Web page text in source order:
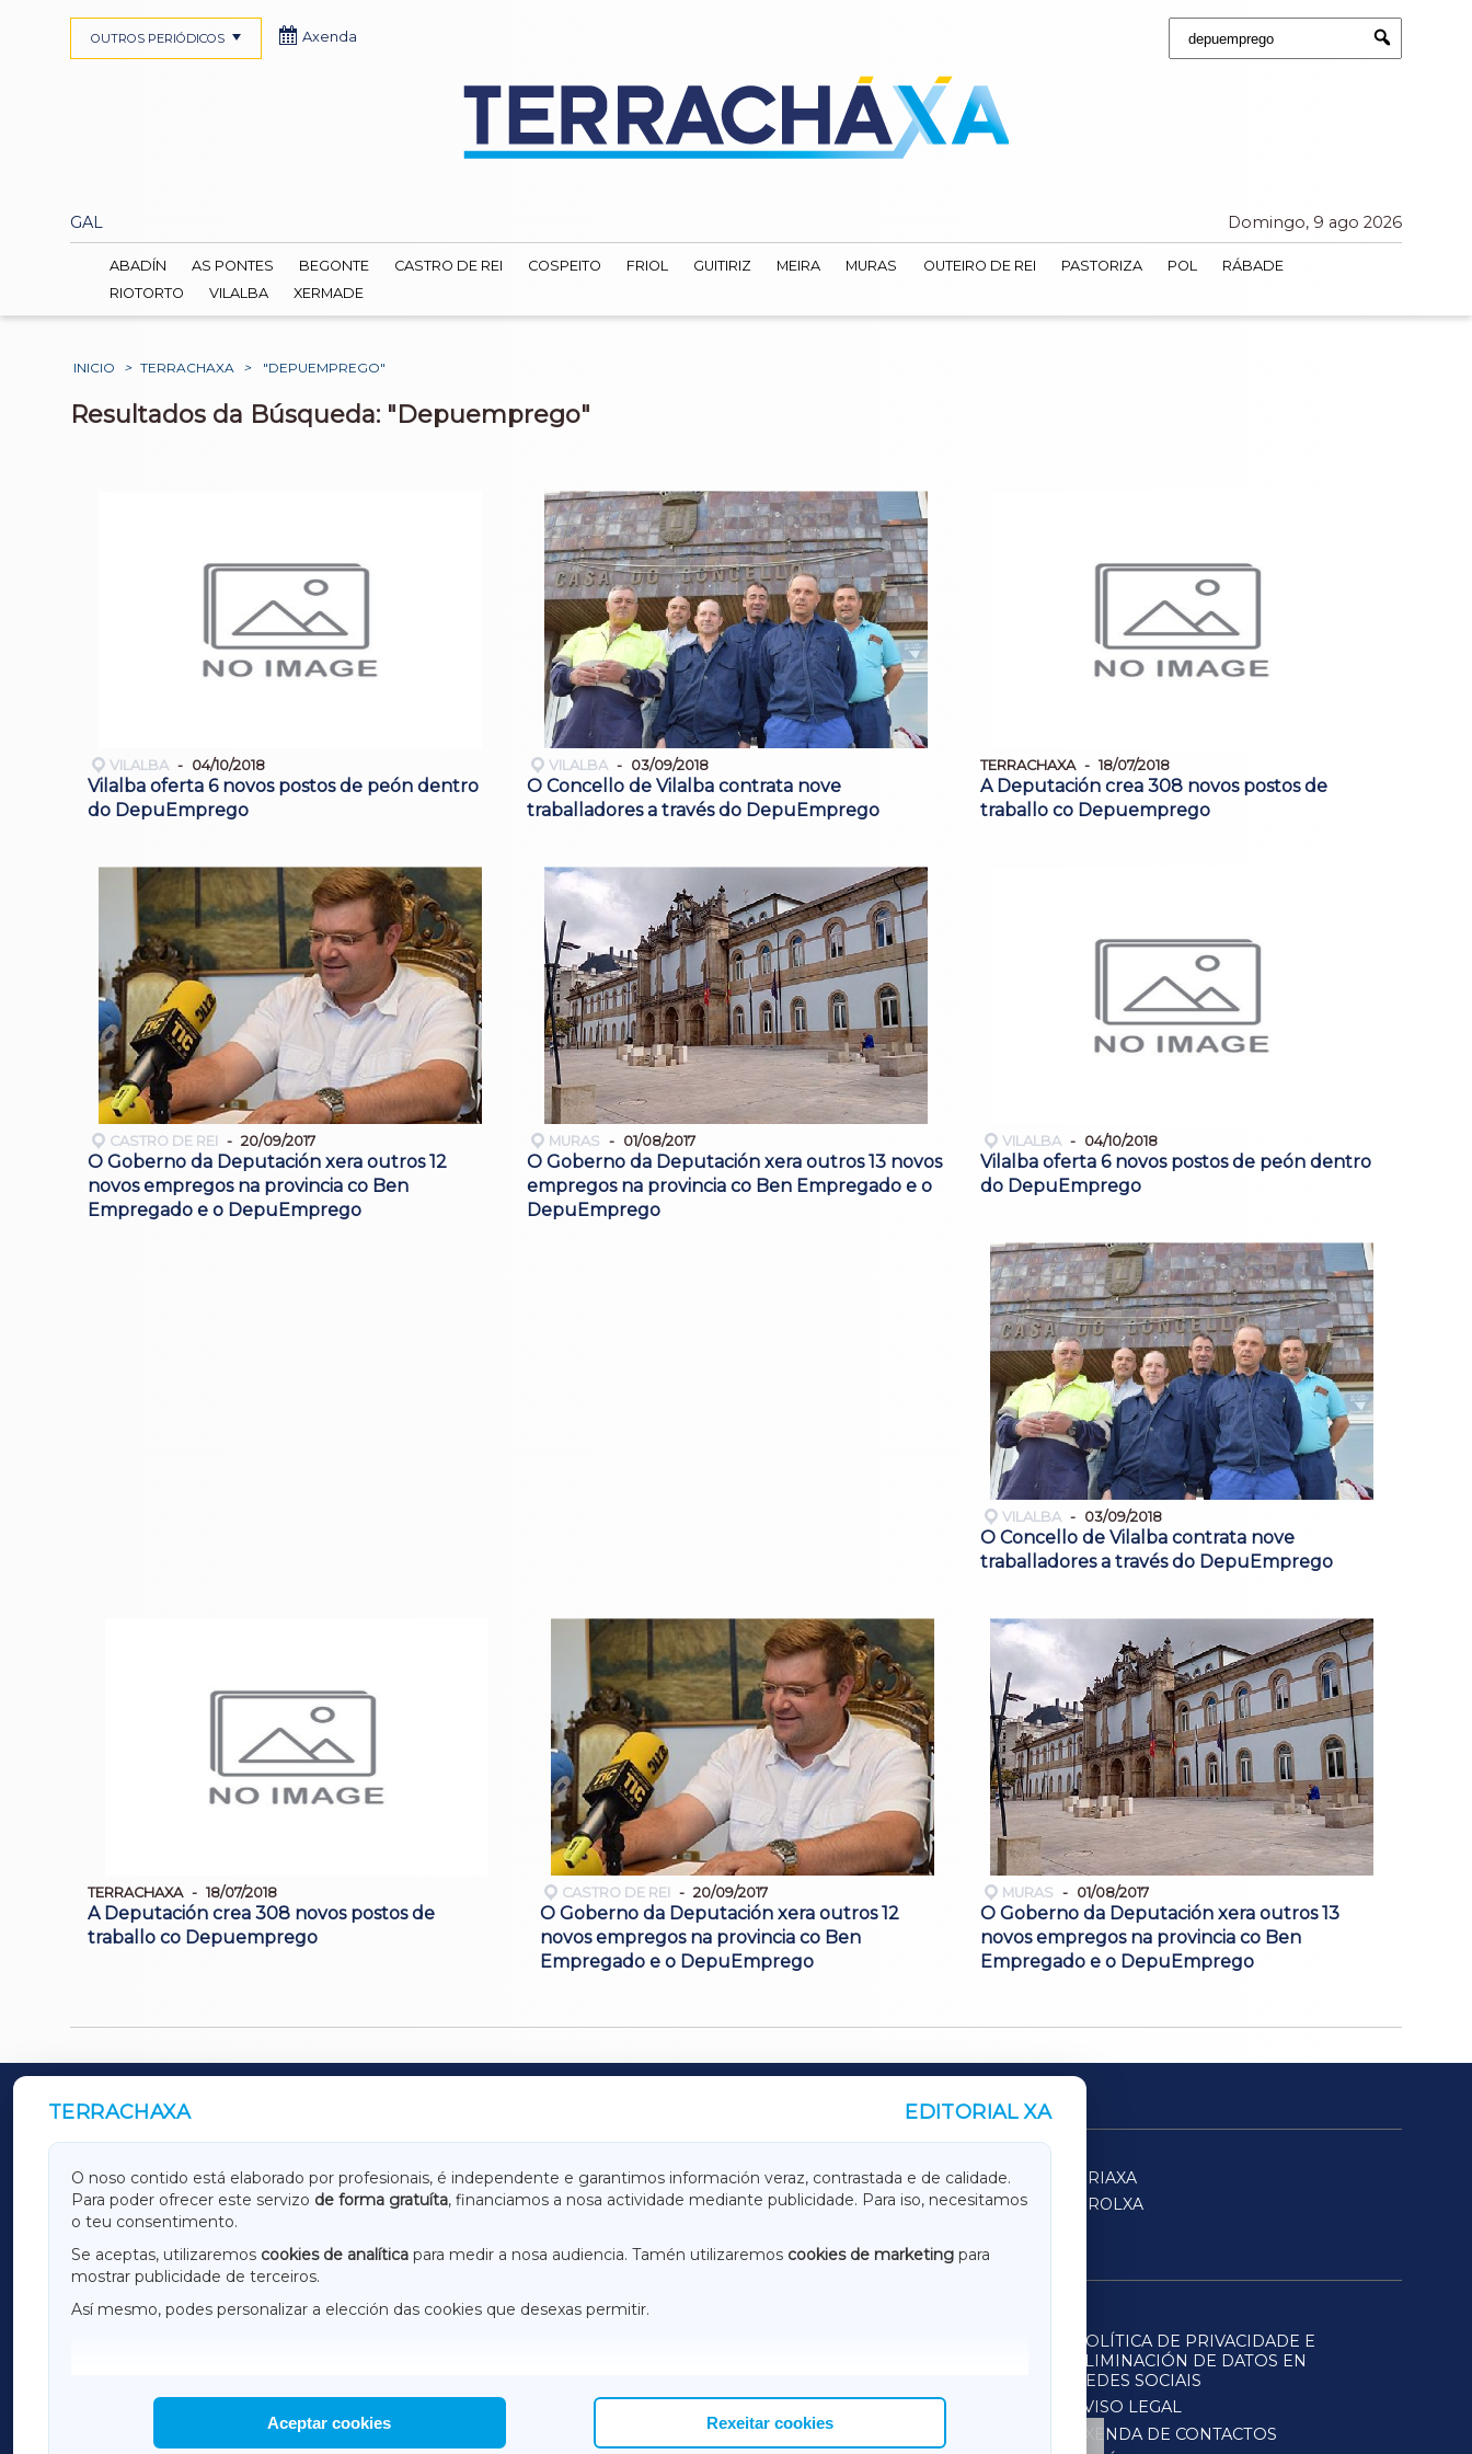
Submit
GAL Domingo, 9 ago 2026
OUTROS PERIÓDICOS Axenda
ABADÍN AS PONTES BEGONTE CASTRO DE REI COSPEITO FRIOL GUITIRIZ MEIRA MURAS OUTEIRO DE REI PASTORIZA POL
RÁBADE
RIOTORTO
VILALBA XERMADE
INICIO > TERRACHAXA > "DEPUEMPREGO"
Resultados da Búsqueda: "Depuemprego"
VILALBA 04/10/2018
Vilalba oferta 6 novos postos de peón dentro
do DepuEmprego
VILALBA 03/09/2018
O Concello de Vilalba contrata nove
traballadores a través do DepuEmprego
TERRACHAXA 18/07/2018
A Deputación crea 308 novos postos de
traballo co Depuemprego
CASTRO DE REI 20/09/2017
O Goberno da Deputación xera outros 12
novos empregos na provincia co Ben
Empregado e o DepuEmprego
MURAS 01/08/2017
O Goberno da Deputación xera outros 13 novos
empregos na provincia co Ben Empregado e o
DepuEmprego
VILALBA 04/10/2018
Vilalba oferta 6 novos postos de peón dentro
do DepuEmprego
VILALBA 03/09/2018
O Concello de Vilalba contrata nove
traballadores a través do DepuEmprego
TERRACHAXA 18/07/2018
A Deputación crea 308 novos postos de
traballo co Depuemprego
CASTRO DE REI 20/09/2017
O Goberno da Deputación xera outros 12
novos empregos na provincia co Ben
Empregado e o DepuEmprego
MURAS 01/08/2017
O Goberno da Deputación xera outros 13
novos empregos na provincia co Ben
Empregado e o DepuEmprego
Non hai mais resultados que mostrar. Estás a ver un total de 10 resultados en
TERRACHAXA EDITORIAL XA
O noso contido está elaborado por profesionais, é independente e garantimos información veraz, contrastada e de calidade.
Para poder ofrecer este servizo de forma gratuíta, financiamos a nosa actividade mediante publicidade. Para iso, necesitamos
o teu consentimento.
Se aceptas, utilizaremos cookies de analítica para medir a nosa audiencia. Tamén utilizaremos cookies de marketing para
mostrar publicidade de terceiros.
Así mesmo, podes personalizar a elección das cookies que desexas permitir.
Aceptar cookies Rexeitar cookies
OUTROS PERIÓDICOS
GALICIAXA LUGOXA TERRACHAXA
SARRIAXA
AMARIÑAXA
RIBEIRASACRAXA ACORUÑAXA
FERROLXA
OURENSEXA
HEMEROTECA
POLÍTICA DE PRIVACIDADE E
ELIMINACIÓN DE DATOS EN
REDES SOCIAIS
AVISO LEGAL
AXENDA DE CONTACTOS